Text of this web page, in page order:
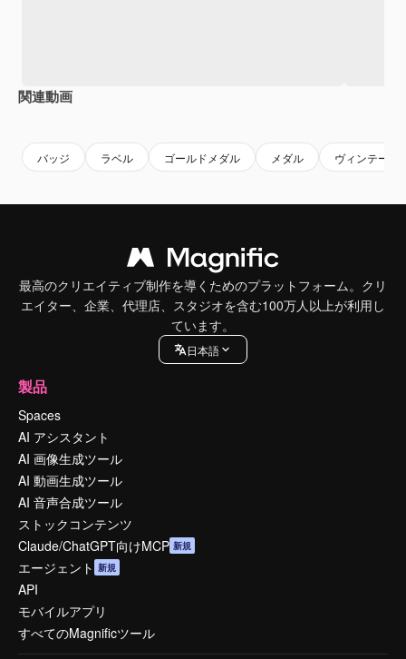
関連動画
バッジ ラベル ゴールドメダル メダル ヴィンテージ
最高のクリエイティブ制作を導くためのプラットフォーム。クリ
エイター、企業、代理店、スタジオを含む100万人以上が利用し
ています。
日本語
製品
Spaces
AI アシスタント
AI 画像生成ツール
AI 動画生成ツール
AI 音声合成ツール
ストックコンテンツ
Claude/ChatGPT向けMCP 新規
エージェント 新規
API
モバイルアプリ
すべてのMagnificツール